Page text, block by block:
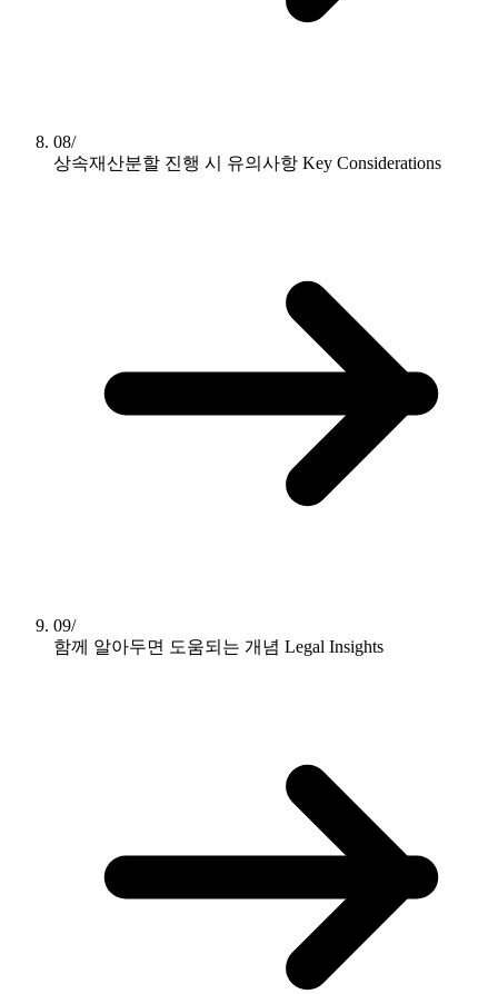
08/
상속재산분할 진행 시 유의사항 Key Considerations
09/
함께 알아두면 도움되는 개념 Legal Insights